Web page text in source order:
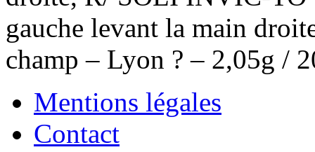
gauche levant la main
champ – Lyon ? – 2,05g /
Mentions légales
Contact